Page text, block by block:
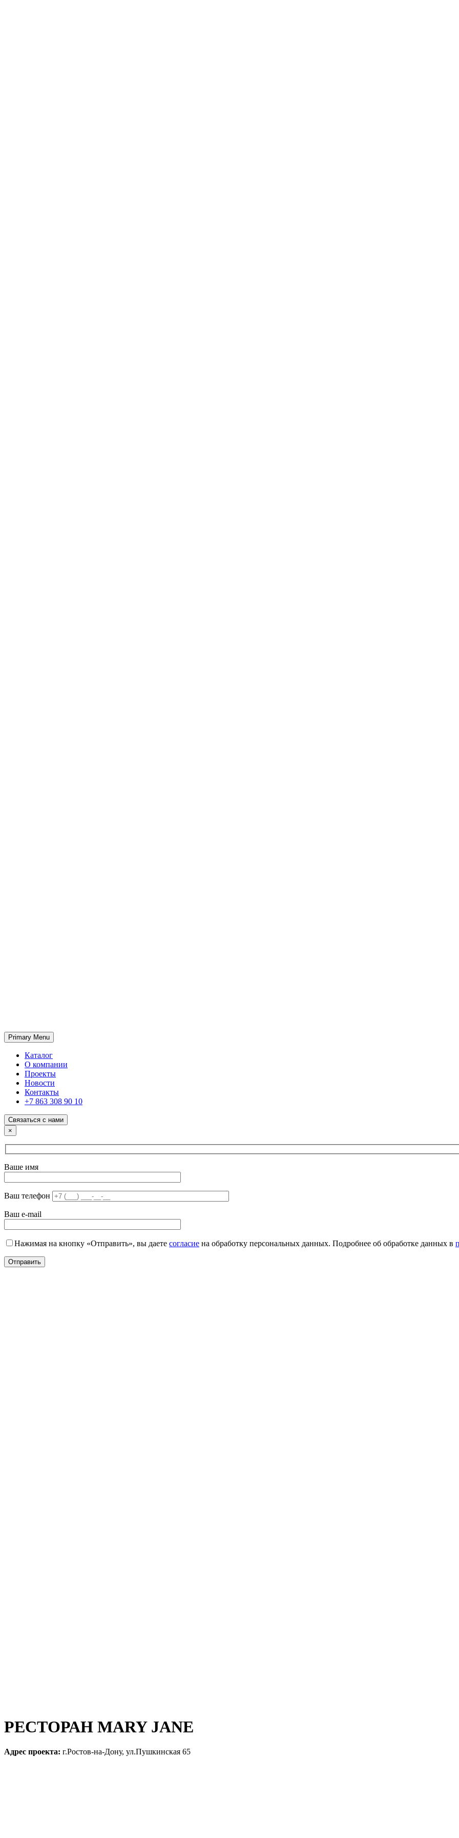
ГК «SABONE»
Оптовые поставки отделочных материалов и оборудования
Primary Menu
Каталог
О компании
Проекты
Новости
Контакты
+7 863 308 90 10
Связаться с нами
×
Ваше имя
Ваш телефон
Ваш e-mail
Нажимая на кнопку «Отправить», вы даете согласие на обработку персональных данных. Подробнее об обработке данных в
РЕСТОРАН MARY JANE
Адрес проекта: г.Ростов-на-Дону, ул.Пушкинская 65